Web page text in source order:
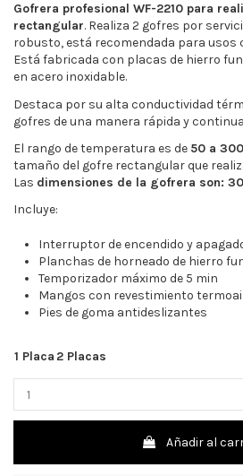
Gofrera profesional WF-2210 para
rectangular. Realiza 2 gofres por
robusto, está recomendada para
Está fabricada con placas de hierro
en acero inoxidable.
Destaca por su alta conductividad
gofres de una manera rápida y
El rango de temperatura es de 50 a
tamaño del gofre rectangular que realiza
Las dimensiones de la gofrera son:
Incluye:
Interruptor de encendido y
Planchas de horneado de hierro
Temporizador máximo de 5 min
Mangos con revestimiento
Pies de goma antideslizantes
1 Placa 2 Placas
Añadir al